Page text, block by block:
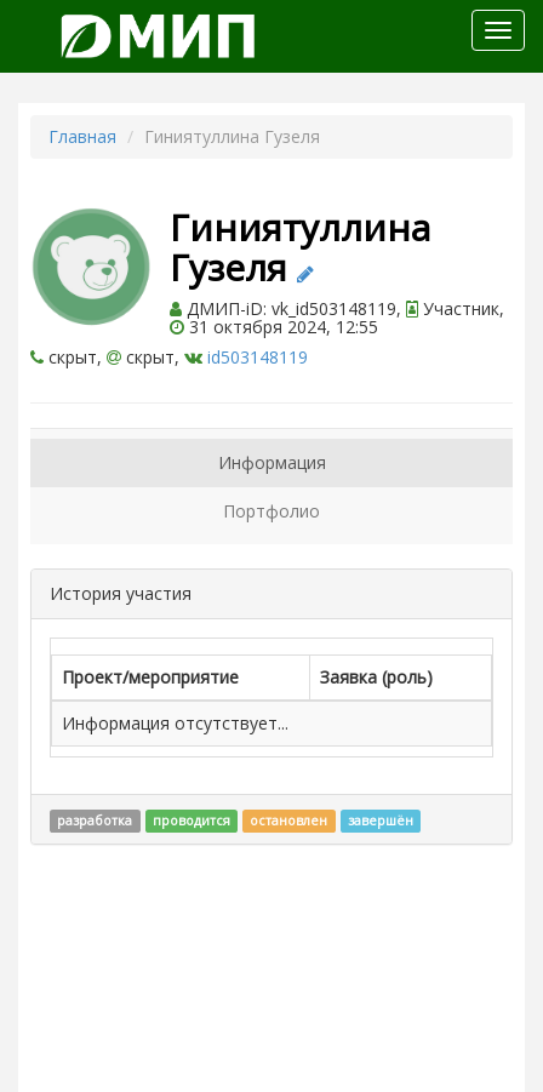
меню
Главная Гиниятуллина Гузеля
Гиниятуллина
Гузеля
ДМИП-iD: vk_id503148119, Участник,
31 октября 2024, 12:55
скрыт,
скрыт, id503148119
Информация
Портфолио
История участия
Проект/мероприятие
Заявка (роль)
Информация отсутствует...
разработка проводится остановлен завершён